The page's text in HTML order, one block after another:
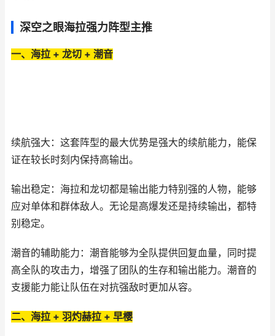
深空之眼海拉强力阵型主推
一、海拉 + 龙切 + 潮音
续航强大：这套阵型的最大优势是强大的续航能力，能保
证在较长时刻内保持高输出。
输出稳定：海拉和龙切都是输出能力特别强的人物，能够
应对单体和群体敌人。无论是高爆发还是持续输出，都特
别稳定。
潮音的辅助能力：潮音能够为全队提供回复血量，同时提
高全队的攻击力，增强了团队的生存和输出能力。潮音的
支援能力能让队伍在对抗强敌时更加从容。
二、海拉 + 羽灼赫拉 + 早樱